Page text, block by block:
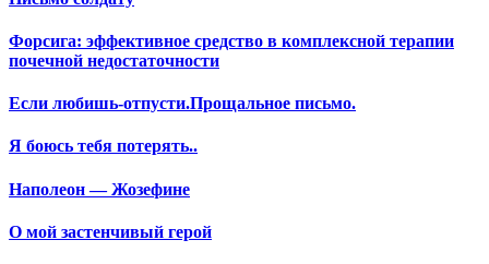
Форсига: эффективное средство в комплексной терапии
почечной недостаточности
Если любишь-отпусти.Прощальное письмо.
Я боюсь тебя потерять..
Наполеон — Жозефине
О мой застенчивый герой